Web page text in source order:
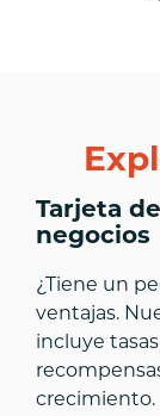
Tarjeta
negocios
¿Tiene un
ventajas.
incluye
crecimiento.